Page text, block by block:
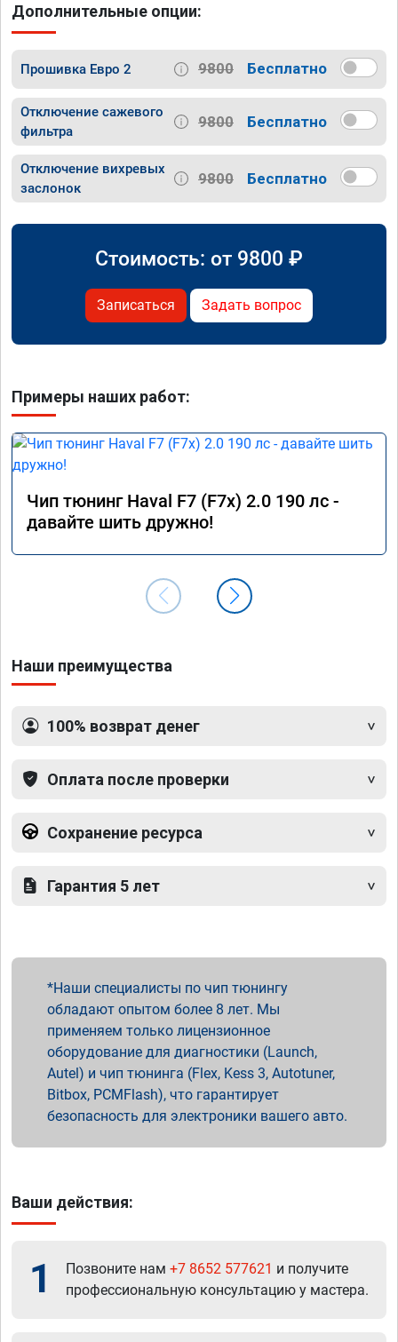
Дополнительные опции:
Прошивка Евро 2 9800 Бесплатно
Отключение сажевого
фильтра
9800 Бесплатно
Отключение вихревых
заслонок
9800 Бесплатно
Стоимость: от 9800 ₽
Записаться Задать вопрос
Примеры наших работ:
Чип тюнинг Haval F7 (F7x) 2.0 190 лс -
давайте шить дружно!
Наши преимущества
100% возврат денег
Оплата после проверки
Сохранение ресурса
Гарантия 5 лет
Наши специалисты по чип тюнингу
обладают опытом более 8 лет. Мы
применяем только лицензионное
оборудование для диагностики (Launch,
Autel) и чип тюнинга (Flex, Kess 3, Autotuner,
Bitbox, PCMFlash), что гарантирует
безопасность для электроники вашего авто.
Ваши действия:
1 Позвоните нам +7 8652 577621 и получите
профессиональную консультацию у мастера.